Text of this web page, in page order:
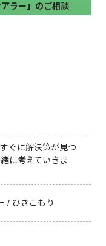
ラー」のご相談
ぐに解決策が見つ
に考えていきま
/ ひきこもり